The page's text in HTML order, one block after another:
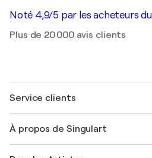
Noté 4,9/5 par les acheteurs
Plus de 20 000 avis clients
Service clients
Expédition
À propos de Singulart